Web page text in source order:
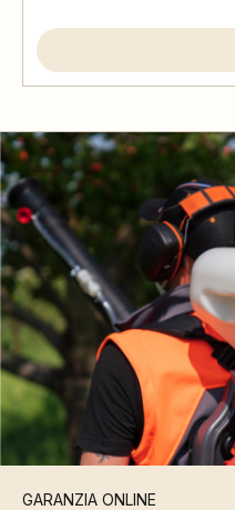
GARANZIA ONLINE